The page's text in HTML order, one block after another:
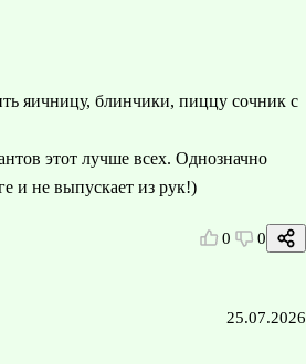
яичницу, блинчики, пиццу сочник с
этот лучше всех. Однозначно
и не выпускает из рук!)
0 0
25.07.2026